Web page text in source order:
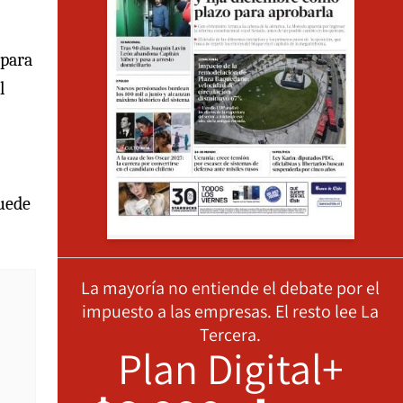
La mayoría no entiende el debate por el
impuesto a las empresas. El resto lee La
Tercera.
Plan Digital+